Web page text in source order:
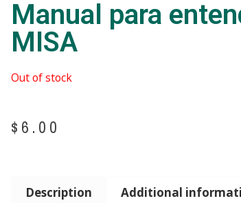
Manual para
MISA
Out of stock
$ 6.00
Description Additional